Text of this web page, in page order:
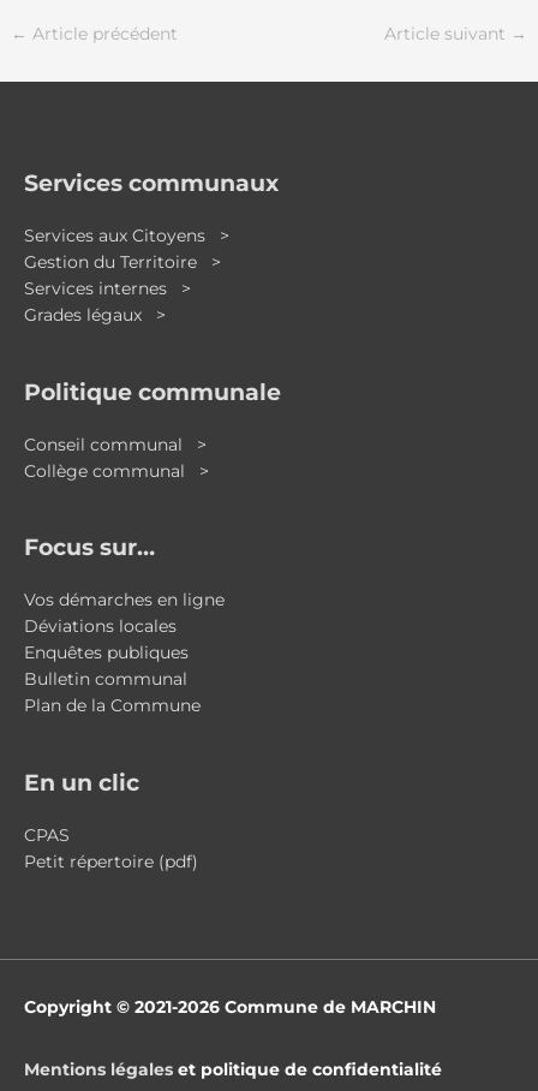
← Article précédent Article suivant →
Services communaux
Services aux Citoyens >
Gestion du Territoire >
Services internes >
Grades légaux >
Politique communale
Conseil communal >
Collège communal >
Focus sur…
Vos démarches en ligne
Déviations locales
Enquêtes publiques
Bulletin communal
Plan de la Commune
En un clic
CPAS
Petit répertoire (pdf)
Copyright © 2021-2026 Commune de MARCHIN
Mentions légales et politique de confidentialité